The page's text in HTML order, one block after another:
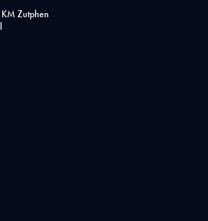
Zutphen